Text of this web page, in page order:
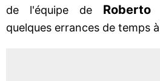
de l'équipe de Roberto
quelques errances de temps